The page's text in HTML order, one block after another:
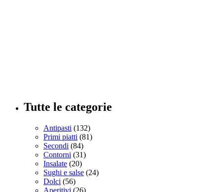
Tutte le categorie
Antipasti (132)
Primi piatti (81)
Secondi (84)
Contorni (31)
Insalate (20)
Sughi e salse (24)
Dolci (56)